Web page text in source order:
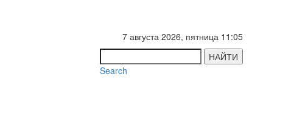
7 августа 2026, пятница 11:05
НАЙТИ
Search